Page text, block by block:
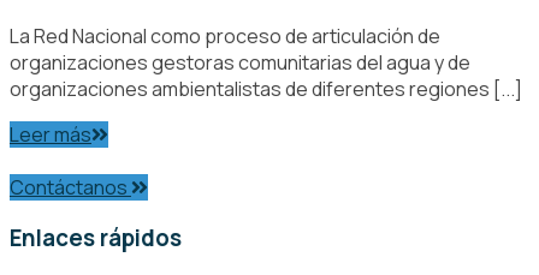
La Red Nacional como proceso de articulación de
organizaciones gestoras comunitarias del agua y de
organizaciones ambientalistas de diferentes regiones [...]
Leer más
Contáctanos
Enlaces rápidos